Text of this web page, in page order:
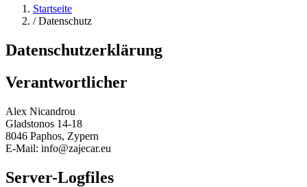
Startseite
/ Datenschutz
Datenschutzerklärung
Verantwortlicher
Alex Nicandrou
Gladstonos 14-18
8046 Paphos, Zypern
E-Mail: info@zajecar.eu
Server-Logfiles